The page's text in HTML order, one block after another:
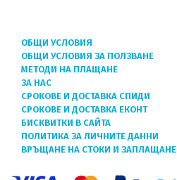
ОБЩИ УСЛОВИЯ
ОБЩИ УСЛОВИЯ ЗА ПОЛЗВАНЕ
МЕТОДИ НА ПЛАЩАНЕ
ЗА НАС
СРОКОВЕ И ДОСТАВКА СПИДИ
СРОКОВЕ И ДОСТАВКА ЕКОНТ
БИСКВИТКИ В САЙТА
ПОЛИТИКА ЗА ЛИЧНИТЕ ДАННИ
ВРЪЩАНЕ НА СТОКИ И ЗАПЛАЩАНЕ